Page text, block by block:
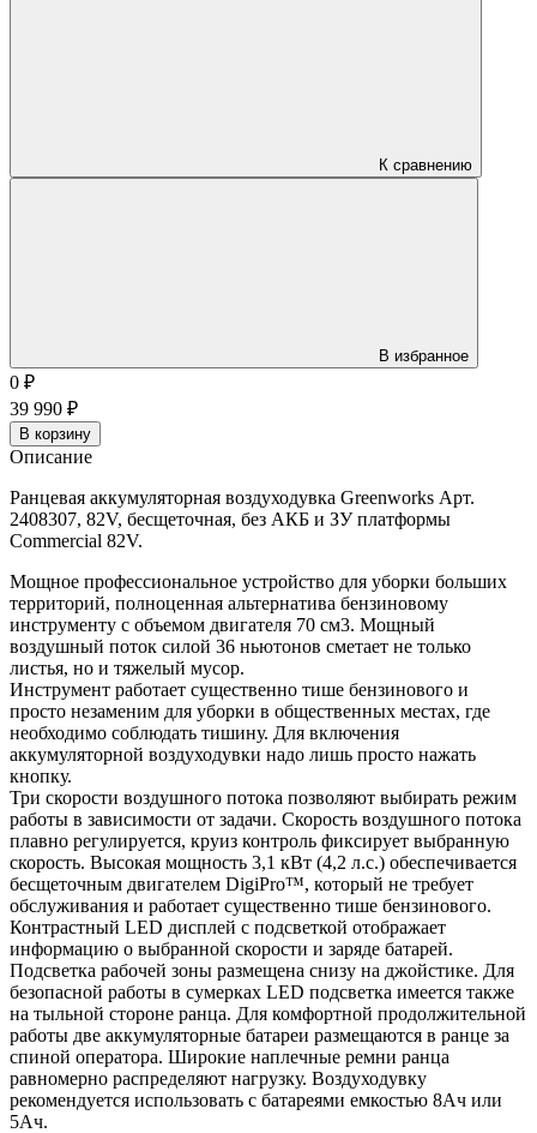
К сравнению
В избранное
0 ₽
39 990 ₽
В корзину
Описание
Ранцевая аккумуляторная воздуходувка Greenworks Арт.
2408307, 82V, бесщеточная, без АКБ и ЗУ платформы
Commercial 82V.
Мощное профессиональное устройство для уборки больших
территорий, полноценная альтернатива бензиновому
инструменту с объемом двигателя 70 см3. Мощный
воздушный поток силой 36 ньютонов сметает не только
листья, но и тяжелый мусор.
Инструмент работает существенно тише бензинового и
просто незаменим для уборки в общественных местах, где
необходимо соблюдать тишину. Для включения
аккумуляторной воздуходувки надо лишь просто нажать
кнопку.
Три скорости воздушного потока позволяют выбирать режим
работы в зависимости от задачи. Скорость воздушного потока
плавно регулируется, круиз контроль фиксирует выбранную
скорость. Высокая мощность 3,1 кВт (4,2 л.с.) обеспечивается
бесщеточным двигателем DigiPro™, который не требует
обслуживания и работает существенно тише бензинового.
Контрастный LED дисплей с подсветкой отображает
информацию о выбранной скорости и заряде батарей.
Подсветка рабочей зоны размещена снизу на джойстике. Для
безопасной работы в сумерках LED подсветка имеется также
на тыльной стороне ранца. Для комфортной продолжительной
работы две аккумуляторные батареи размещаются в ранце за
спиной оператора. Широкие наплечные ремни ранца
равномерно распределяют нагрузку. Воздуходувку
рекомендуется использовать с батареями емкостью 8Ач или
5Ач.